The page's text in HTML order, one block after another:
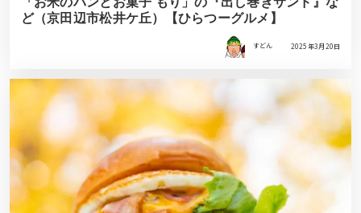
ど（京田辺市松井ケ丘）【ひらつーグルメ】
すどん 2025年3月20日